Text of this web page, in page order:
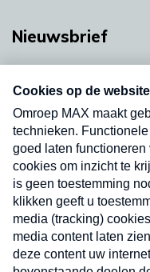
Nieuwsbrief
nieuwsbrief. Elke
uw mailbox.